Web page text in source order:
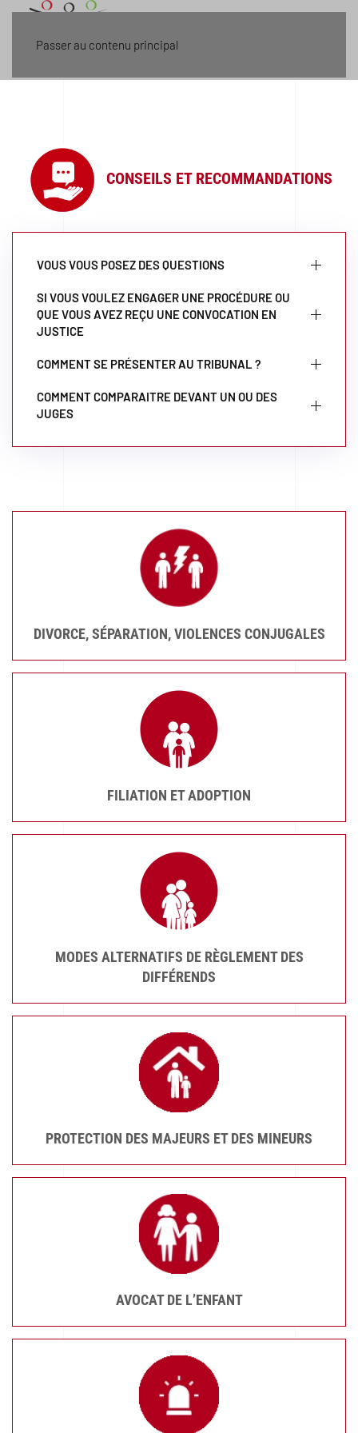
Passer au contenu principal
CONSEILS ET RECOMMANDATIONS
VOUS VOUS POSEZ DES QUESTIONS
SI VOUS VOULEZ ENGAGER UNE PROCÉDURE OU
QUE VOUS AVEZ REÇU UNE CONVOCATION EN
JUSTICE
COMMENT SE PRÉSENTER AU TRIBUNAL ?
COMMENT COMPARAITRE DEVANT UN OU DES
JUGES
DIVORCE, SÉPARATION, VIOLENCES CONJUGALES
FILIATION ET ADOPTION
MODES ALTERNATIFS DE RÈGLEMENT DES
DIFFÉRENDS
PROTECTION DES MAJEURS ET DES MINEURS
AVOCAT DE L’ENFANT